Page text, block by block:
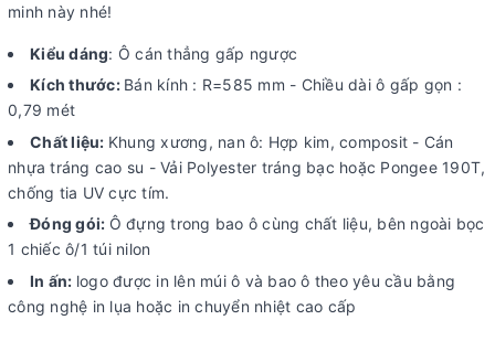
minh này nhé!
Kiểu dáng: Ô cán thẳng gấp ngược
Kích thước: Bán kính : R=585 mm - Chiều dài ô gấp gọn :
0,79 mét
Chất liệu: Khung xương, nan ô: Hợp kim, composit - Cán
nhựa tráng cao su - Vải Polyester tráng bạc hoặc Pongee 190T,
chống tia UV cực tím.
Đóng gói: Ô đựng trong bao ô cùng chất liệu, bên ngoài bọc
1 chiếc ô/1 túi nilon
In ấn: logo được in lên múi ô và bao ô theo yêu cầu bằng
công nghệ in lụa hoặc in chuyển nhiệt cao cấp